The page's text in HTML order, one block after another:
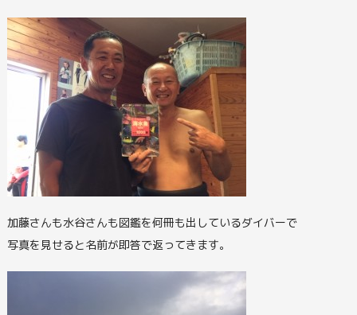
加藤さんも水谷さんも図鑑を何冊も出しているダイバーで
写真を見せると名前が即答で返ってきます。